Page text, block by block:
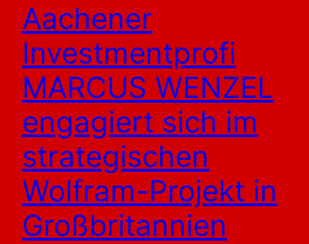
Aachener
Investmentprofi
MARCUS WENZEL
engagiert sich im
strategischen
Wolfram-Projekt in
Großbritannien